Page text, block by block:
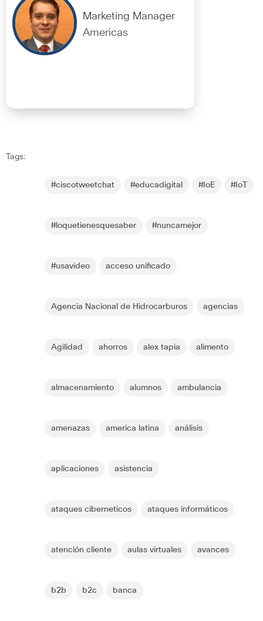
Marketing Manager
Americas
Tags:
#ciscotweetchat #educadigital #IoE #IoT
#loquetienesquesaber #nuncamejor
#usavideo acceso unificado
Agencia Nacional de Hidrocarburos agencias
Agilidad ahorros alex tapia alimento
almacenamiento alumnos ambulancia
amenazas america latina análisis
aplicaciones asistencia
ataques ciberneticos ataques informáticos
atención cliente aulas virtuales avances
b2b b2c banca